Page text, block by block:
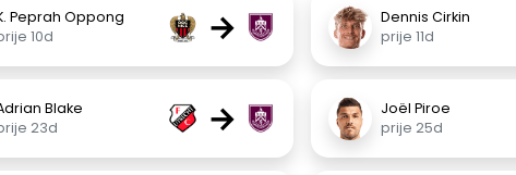
Peprah Oppong
10d
→
Dennis Cirkin
prije 11d
Blake
23d
→
Joël Piroe
prije 25d